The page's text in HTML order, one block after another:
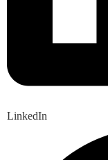
LinkedIn